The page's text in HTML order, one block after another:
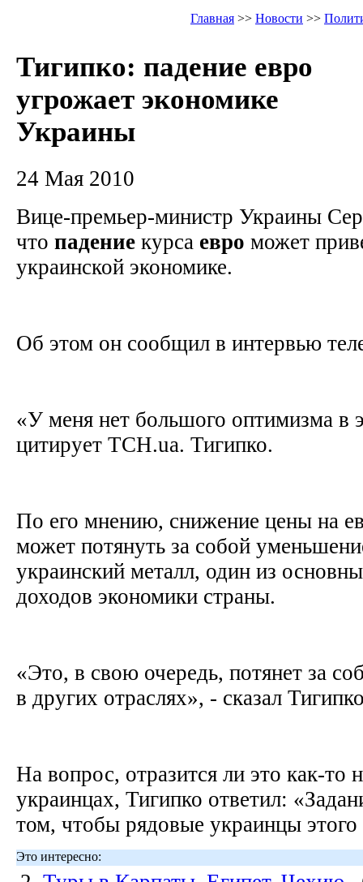
Главная >> Новости >>
Тигипко: падение евро
угрожает экономике
Украины
24 Мая 2010
Вице-премьер-министр Украины
что падение курса евро может
украинской экономике.
Об этом он сообщил в интервью
«У меня нет большого оптимизма в
цитирует ТСН.ua. Тигипко.
По его мнению, снижение цены на
может потянуть за собой
украинский металл, один из
доходов экономики страны.
«Это, в свою очередь, потянет за
в других отраслях», - сказал
На вопрос, отразится ли это как-то
украинцах, Тигипко ответил:
том, чтобы рядовые украинцы
Это интересно: